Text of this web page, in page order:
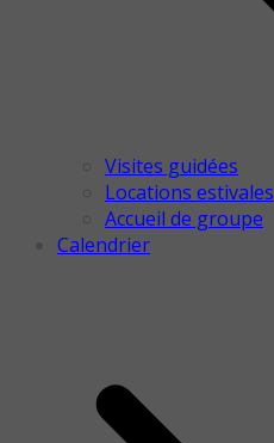
Visites guidées
Locations estivales
Accueil de groupe
Calendrier